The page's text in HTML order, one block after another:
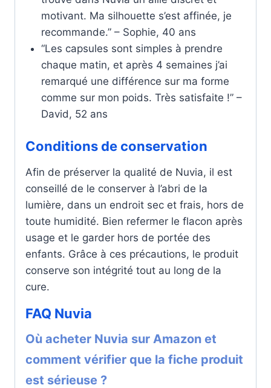
motivant. Ma silhouette s’est affinée, je
recommande.” – Sophie, 40 ans
“Les capsules sont simples à prendre
chaque matin, et après 4 semaines j’ai
remarqué une différence sur ma forme
comme sur mon poids. Très satisfaite !” –
David, 52 ans
Conditions de conservation
Afin de préserver la qualité de Nuvia, il est
conseillé de le conserver à l’abri de la
lumière, dans un endroit sec et frais, hors de
toute humidité. Bien refermer le flacon après
usage et le garder hors de portée des
enfants. Grâce à ces précautions, le produit
conserve son intégrité tout au long de la
cure.
FAQ Nuvia
Où acheter Nuvia sur Amazon et
comment vérifier que la fiche produit
est sérieuse ?